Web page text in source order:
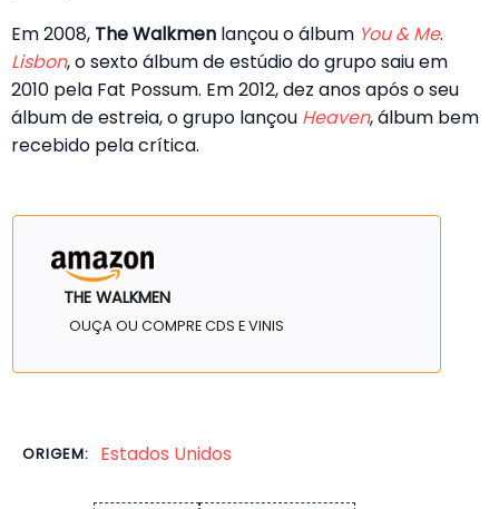
Em 2008, The Walkmen lançou o álbum You & Me.
Lisbon, o sexto álbum de estúdio do grupo saiu em
2010 pela Fat Possum. Em 2012, dez anos após o seu
álbum de estreia, o grupo lançou Heaven, álbum bem
recebido pela crítica.
THE WALKMEN
OUÇA OU COMPRE CDS E VINIS
ORIGEM: Estados Unidos